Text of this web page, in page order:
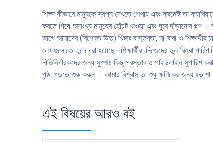
শিক্ষা কীভাবে মানুষকে স্বপ্ন দেখতে শেখায় এবং ক্রমেই তা
করতে গিয়ে অসংখ্য মানুষের হোঁচট খাওয়া এবং ঘুরে দাঁড়ানাের
ভাগে আমাদের (বিশেষত উচ্চ) খিজর বাস্তবতা, মা-বাবা ও
লেখাগুলােতে তুলে ধরা হয়েছে—শিক্ষার্থীরা নিজেদের ভুল কিংবা
নীতিনির্ধারকদের জন্য সুস্পষ্ট কিছু প্রস্তাব ও গাইডলাইন সুপারিশ
পৃষ্ঠা পড়তে শুরু করুন । আমার বিশ্বাস তা শুধু ক্ষণিকের জন্য হতাশা
এই বিষয়ের আরও বই